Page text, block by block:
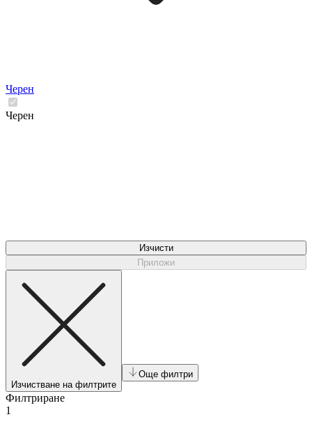
Черен
Черен
Изчисти
Приложи
Изчистване на филтрите
Още филтри
Филтриране
1